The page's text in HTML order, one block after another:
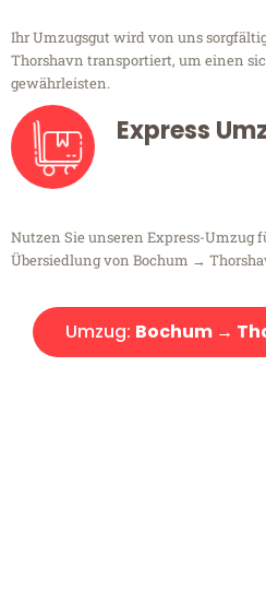
Ihr Umzugsgut wird von uns
Thorshavn transportiert, um einen
gewährleisten.
Express
Nutzen Sie unseren Express-Umzug
Übersiedlung von Bochum →
Umzug: Bochum →